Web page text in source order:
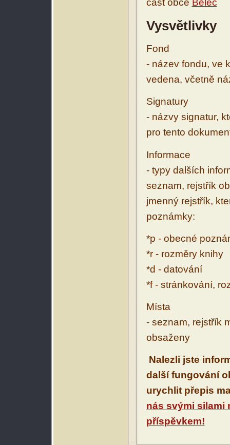
část obce Běleč
Vysvětlivky
Fond
- název fondu, ve
vedena, včetně
Signatury
- názvy signatur,
pro tento
Informace
- typy dalších
seznam, rejstřík
jmenný rejstřík,
poznámky:
*p - obecné
*r - rozměry knihy
*d - datování
*f - stránkování,
Místa
- seznam, rejstřík
obsaženy
Nalezli jste
další fungování
urychlit přepis
nás svými silami
příspěvkem!